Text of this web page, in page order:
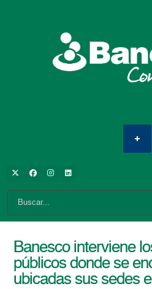
Banesco interviene
públicos donde se
ubicadas sus sedes